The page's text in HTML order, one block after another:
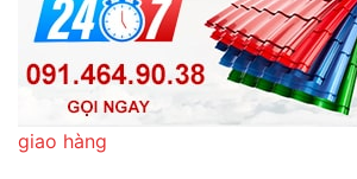
giao hàng